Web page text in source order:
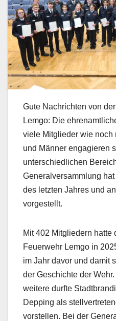
Gute Nachrichten von
Lemgo: Die
viele Mitglieder wie noch
und Männer engagieren
unterschiedlichen
Generalversammlung
des letzten Jahres und
vorgestellt.
Mit 402 Mitgliedern hatte
Feuerwehr Lemgo in
im Jahr davor und damit
der Geschichte der
weitere durfte
Depping als
vorstellen. Bei der